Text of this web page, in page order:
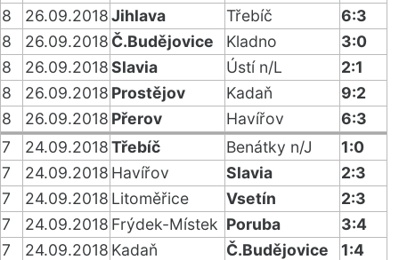
8
26.09.2018Jihlava Třebíč
6:3
8
26.09.2018 Č.Budějovice Kladno
3:0
8
26.09.2018Slavia Ústí n/L
2:1
8
26.09.2018 Prostějov Kadaň
9:2
8
26.09.2018 Přerov Havířov
6:3
7
24.09.2018Třebíč Benátky n/J
1:0
7
24.09.2018 Havířov Slavia
2:3
7
24.09.2018 Litoměřice Vsetín
2:3
7
24.09.2018 Frýdek-Místek Poruba
3:4
7
24.09.2018 Kadaň Č.Budějovice
1:4